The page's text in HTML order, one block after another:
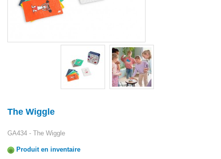
The Wiggle
GA434 - The Wiggle
Produit en inventaire